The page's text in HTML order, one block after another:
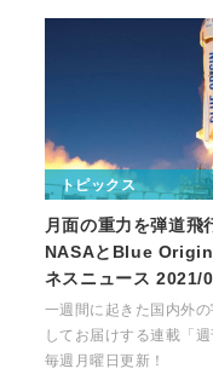
トピックス
月面の重力を弾道飛
NASAとBlue Origin
ネスニュース 2021/
一週間に起きた国内外
してお届けする連載「
毎週月曜日更新！